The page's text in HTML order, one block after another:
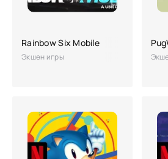
Rainbow Six Mobile
Экшен игры